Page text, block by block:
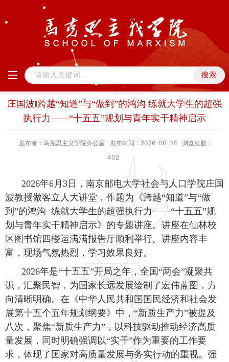
庄国波‖跨越“知道”与“做到”的鸿沟 练就大学生的超强
执行力——“十五五”规划与青年实干精神启示
发布者：马克思主义学院办公室 发布时间：2026-06-08
浏览次数：
402
2026年6月3日，南京邮电大学社会与人口学院庄国
波教授做客立人大讲堂，作题为《跨越“知道”与“做
到”的鸿沟 练就大学生的超强执行力——“十五五”规
划与青年实干精神启示》的专题讲座。讲座在仙林校
区图书馆四楼运满满报告厅顺利举行。讲座内容丰
富，现场气氛热烈，学习效果良好。
2026年是“十五五”开局之年，全国“两会”凝聚共
识，汇聚民智，为国家长远发展绘制了宏伟蓝图，方
向清晰明确。在《中华人民共和国国民经济和社会发
展第十五个五年规划纲要》中，“新质生产力”被提及
八次，聚焦“新质生产力”，以科技驱动推动经济高质
量发展，同时明确强调以“实干”作为重要的工作要
求，体现了国家对高质量发展与务实行动的重视。强